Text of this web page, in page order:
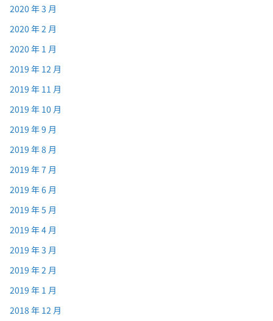
2020 年 3 月
2020 年 2 月
2020 年 1 月
2019 年 12 月
2019 年 11 月
2019 年 10 月
2019 年 9 月
2019 年 8 月
2019 年 7 月
2019 年 6 月
2019 年 5 月
2019 年 4 月
2019 年 3 月
2019 年 2 月
2019 年 1 月
2018 年 12 月